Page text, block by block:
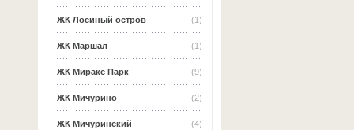
(1)
ЖК Лосиный остров
(1)
ЖК Маршал
(9)
ЖК Миракс Парк
(2)
ЖК Мичурино
(4)
ЖК Мичуринский